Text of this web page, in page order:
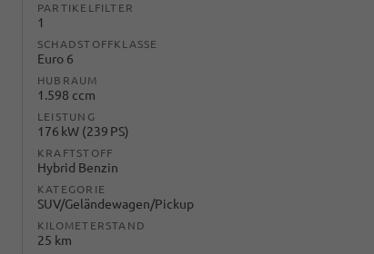
PARTIKELFILTER
1
SCHADSTOFFKLASSE
Euro 6
HUBRAUM
1.598 ccm
LEISTUNG
176 kW (239 PS)
KRAFTSTOFF
Hybrid Benzin
KATEGORIE
SUV/Geländewagen/Pickup
KILOMETERSTAND
25 km